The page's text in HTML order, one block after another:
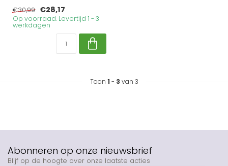
€30,99 €28,17
Op voorraad. Levertijd 1 - 3
werkdagen
Toon 1 - 3 van 3
Abonneren op onze nieuwsbrief
Blijf op de hoogte over onze laatste acties